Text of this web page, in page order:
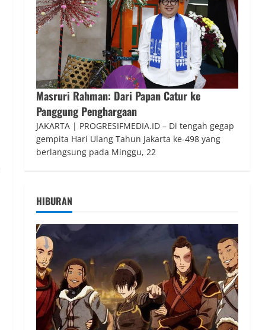
Masruri Rahman: Dari Papan Catur ke
Panggung Penghargaan
JAKARTA | PROGRESIFMEDIA.ID – Di tengah gegap
gempita Hari Ulang Tahun Jakarta ke-498 yang
berlangsung pada Minggu, 22
HIBURAN